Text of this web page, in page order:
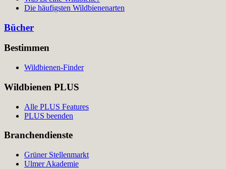
Die häufigsten Wildbienenarten
Bücher
Bestimmen
Wildbienen-Finder
Wildbienen PLUS
Alle PLUS Features
PLUS beenden
Branchendienste
Grüner Stellenmarkt
Ulmer Akademie